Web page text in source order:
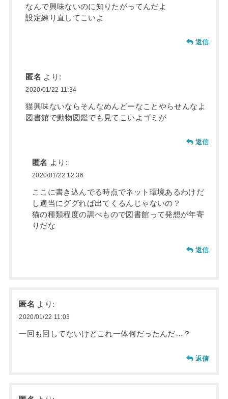
なんで興味ないのに知りたがってんだよ
設定練り直してこいよ
返信
匿名 より:
2020/01/22 11:34
猫興味ないならそんなめんどーなことやらせんなよ
図書館で動物図鑑でも見てこいよゴミが
返信
匿名 より:
2020/01/22 12:36
ここに書き込んでる時点でネット環境あるわけだ
し適当にググれば出てくるんじゃないの？
猫の種類程度の調べもので図書館って発想が年寄
りだな
返信
匿名 より:
2020/01/22 11:03
一回も回してないけどこれ一体何だったんだ…？
返信